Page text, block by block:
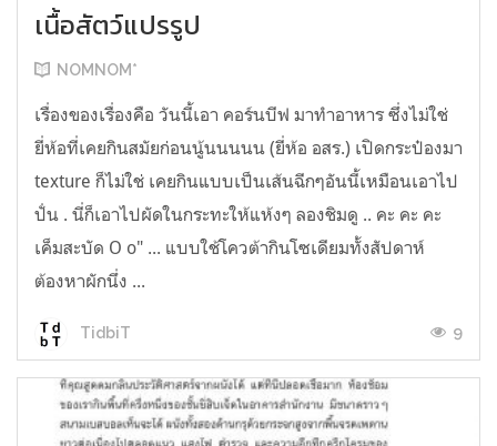
เนื้อสัตว์แปรรูป
NOMNOM*
เรื่องของเรื่องคือ วันนี้เอา คอร์นบีฟ มาทำอาหาร ซึ่งไม่ใช่
ยี่ห้อที่เคยกินสมัยก่อนนู้นนนนน (ยี่ห้อ อสร.) เปิดกระป๋องมา
texture ก็ไม่ใช่ เคยกินแบบเป็นเส้นฉีกๆอันนี้เหมือนเอาไป
ปั่น . นี่ก็เอาไปผัดในกระทะให้แห้งๆ ลองชิมดู .. คะ คะ คะ
เค็มสะบัด O o" ... แบบใช้โควต้ากินโซเดียมทั้งสัปดาห์
ต้องหาผักนึ่ง ...
TidbiT 9